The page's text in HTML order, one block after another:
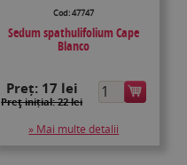
Cod: 47747
Sedum spathulifolium Cape
Blanco
Preț: 17 lei
Preţ inițial: 22 lei
» Mai multe detalii